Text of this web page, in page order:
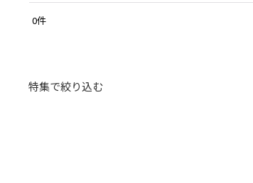
表示数
並び順:
0件
特集で絞り込む